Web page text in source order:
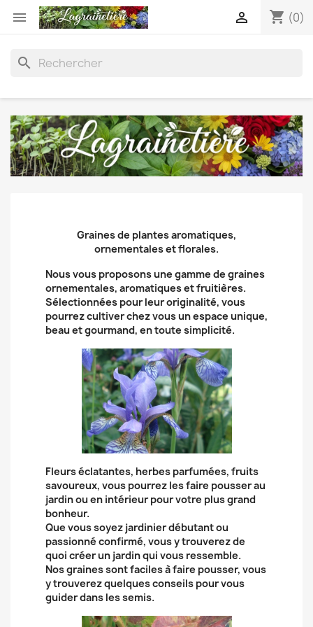
 shopping_cart (0)

search
Graines de plantes aromatiques,
ornementales et florales.
Nous vous proposons une gamme de graines
ornementales, aromatiques et fruitières.
Sélectionnées pour leur originalité, vous
pourrez cultiver chez vous un espace unique,
beau et gourmand, en toute simplicité.
Fleurs éclatantes, herbes parfumées, fruits
savoureux, vous pourrez les faire pousser au
jardin ou en intérieur pour votre plus grand
bonheur.
Que vous soyez jardinier débutant ou
passionné confirmé, vous y trouverez de
quoi créer un jardin qui vous ressemble.
Nos graines sont faciles à faire pousser, vous
y trouverez quelques conseils pour vous
guider dans les semis.